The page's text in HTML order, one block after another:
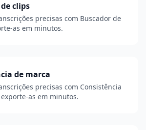
clips
precisas com Buscador de
as em minutos.
de marca
precisas com Consistência
as em minutos.